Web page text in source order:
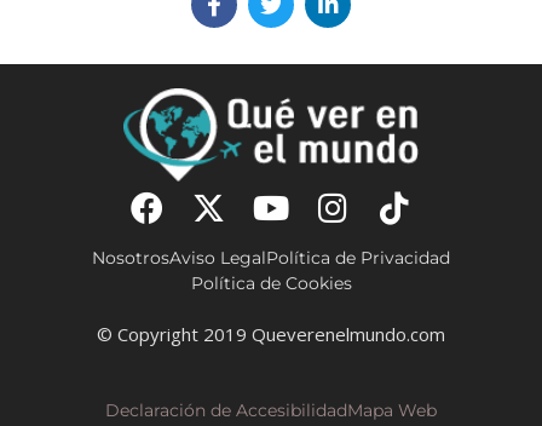
NosotrosAviso LegalPolítica de Privacidad
Política de Cookies
© Copyright 2019 Queverenelmundo.com
Declaración de AccesibilidadMapa Web